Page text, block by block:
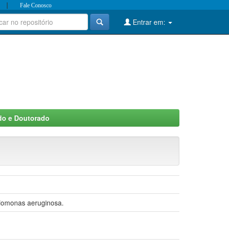
| Fale Conosco
Entrar em:
e Doutorado
aeruginosa.